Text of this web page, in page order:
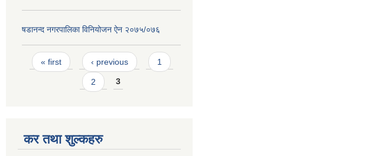
षडानन्द नगरपालिका विनियोजन ‌‌ऐन २०७५/०७६
Pages
« first ‹ previous 1
2 3
कर तथा शुल्कहरु